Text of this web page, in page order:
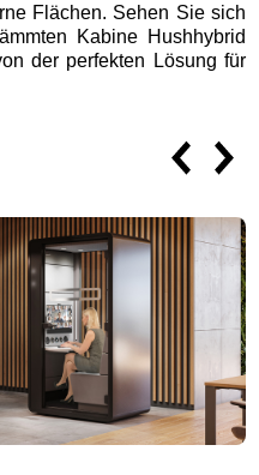
Flächen. Sehen Sie sich
Kabine Hushhybrid
der perfekten Lösung für